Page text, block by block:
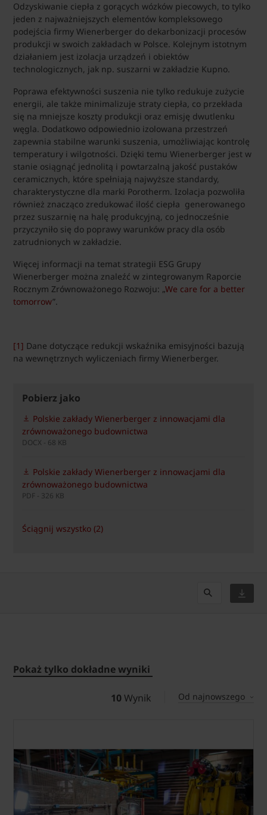
Odzyskiwanie ciepła z gorących wózków piecowych, to tylko
jeden z najważniejszych elementów kompleksowego
podejścia firmy Wienerberger do dekarbonizacji procesów
produkcji w swoich zakładach w Polsce. Kolejnym istotnym
działaniem jest izolacja urządzeń i obiektów
technologicznych, jak np. suszarni w zakładzie Kupno.
Poprawa efektywności suszenia nie tylko redukuje zużycie
energii, ale także minimalizuje straty ciepła, co przekłada
się na mniejsze koszty produkcji oraz emisję dwutlenku
węgla. Dodatkowo odpowiednio izolowana przestrzeń
zapewnia stabilne warunki suszenia, umożliwiając kontrolę
temperatury i wilgotności. Dzięki temu Wienerberger jest w
stanie osiągnąć jednolitą i powtarzalną jakość pustaków
ceramicznych, które spełniają najwyższe standardy,
charakterystyczne dla marki Porotherm. Izolacja pozwoliła
również znacząco zredukować ilość ciepła generowanego
przez suszarnię na halę produkcyjną, co jednocześnie
przyczyniło się do poprawy warunków pracy dla osób
zatrudnionych w zakładzie.
Więcej informacji na temat strategii ESG Grupy
Wienerberger można znaleźć w zintegrowanym Raporcie
Rocznym Zrównoważonego Rozwoju: „We care for a better
tomorrow”.
[1] Dane dotyczące redukcji wskaźnika emisyjności bazują
na wewnętrznych wyliczeniach firmy Wienerberger.
Pobierz jako
Polskie zakłady Wienerberger z innowacjami dla
zrównoważonego budownictwa
DOCX - 68 KB
Polskie zakłady Wienerberger z innowacjami dla
zrównoważonego budownictwa
PDF - 326 KB
Ściągnij wszystko (2)
Pokaż tylko dokładne wyniki
10Wynik Od najnowszego